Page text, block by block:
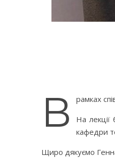
В
рамках
На
кафедри
Щиро дякуємо